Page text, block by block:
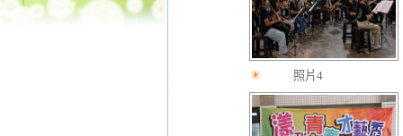
照片4